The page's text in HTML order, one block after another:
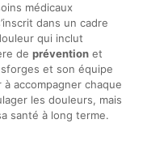
médicaux
dans un cadre
qui inclut
de préventionet
et son équipe
accompagner chaque
les douleurs, mais
santé à long terme.